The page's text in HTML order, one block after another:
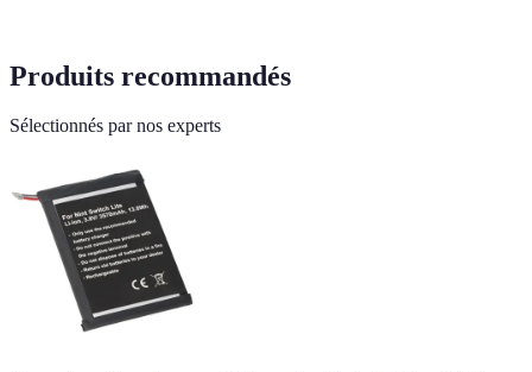
Produits recommandés
Sélectionnés par nos experts